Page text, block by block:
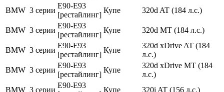
BMW 3 серии
E90-E93
[рестайлинг]
Купе 320d AT (184 л.с.)
BMW 3 серии
E90-E93
[рестайлинг]
Купе 320d MT (184 л.с.)
BMW 3 серии
E90-E93
[рестайлинг]
Купе
320d xDrive AT (184
л.с.)
BMW 3 серии
E90-E93
[рестайлинг]
Купе
320d xDrive MT (184
л.с.)
BMW 3 серии
E90-E93
Купе 320i AT (156 л.с.)